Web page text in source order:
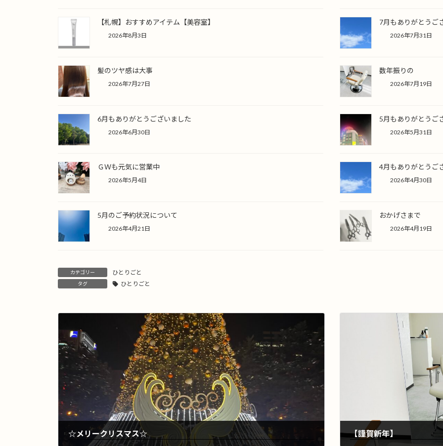
【札幌】おすすめアイテム【美容室】
2026年8月3日
7月もありがとうご
2026年7月31日
髪のツヤ感は大事
2026年7月27日
数年振りの
2026年7月19日
6月もありがとうございました
2026年6月30日
5月もありがとうご
2026年5月31日
ＧＷも元気に営業中
2026年5月4日
4月もありがとうご
2026年4月30日
5月のご予約状況について
2026年4月21日
おかげさまで
2026年4月19日
カテゴリー ひとりごと
タグ ひとりごと
☆メリークリスマス☆ 【謹賀新年】